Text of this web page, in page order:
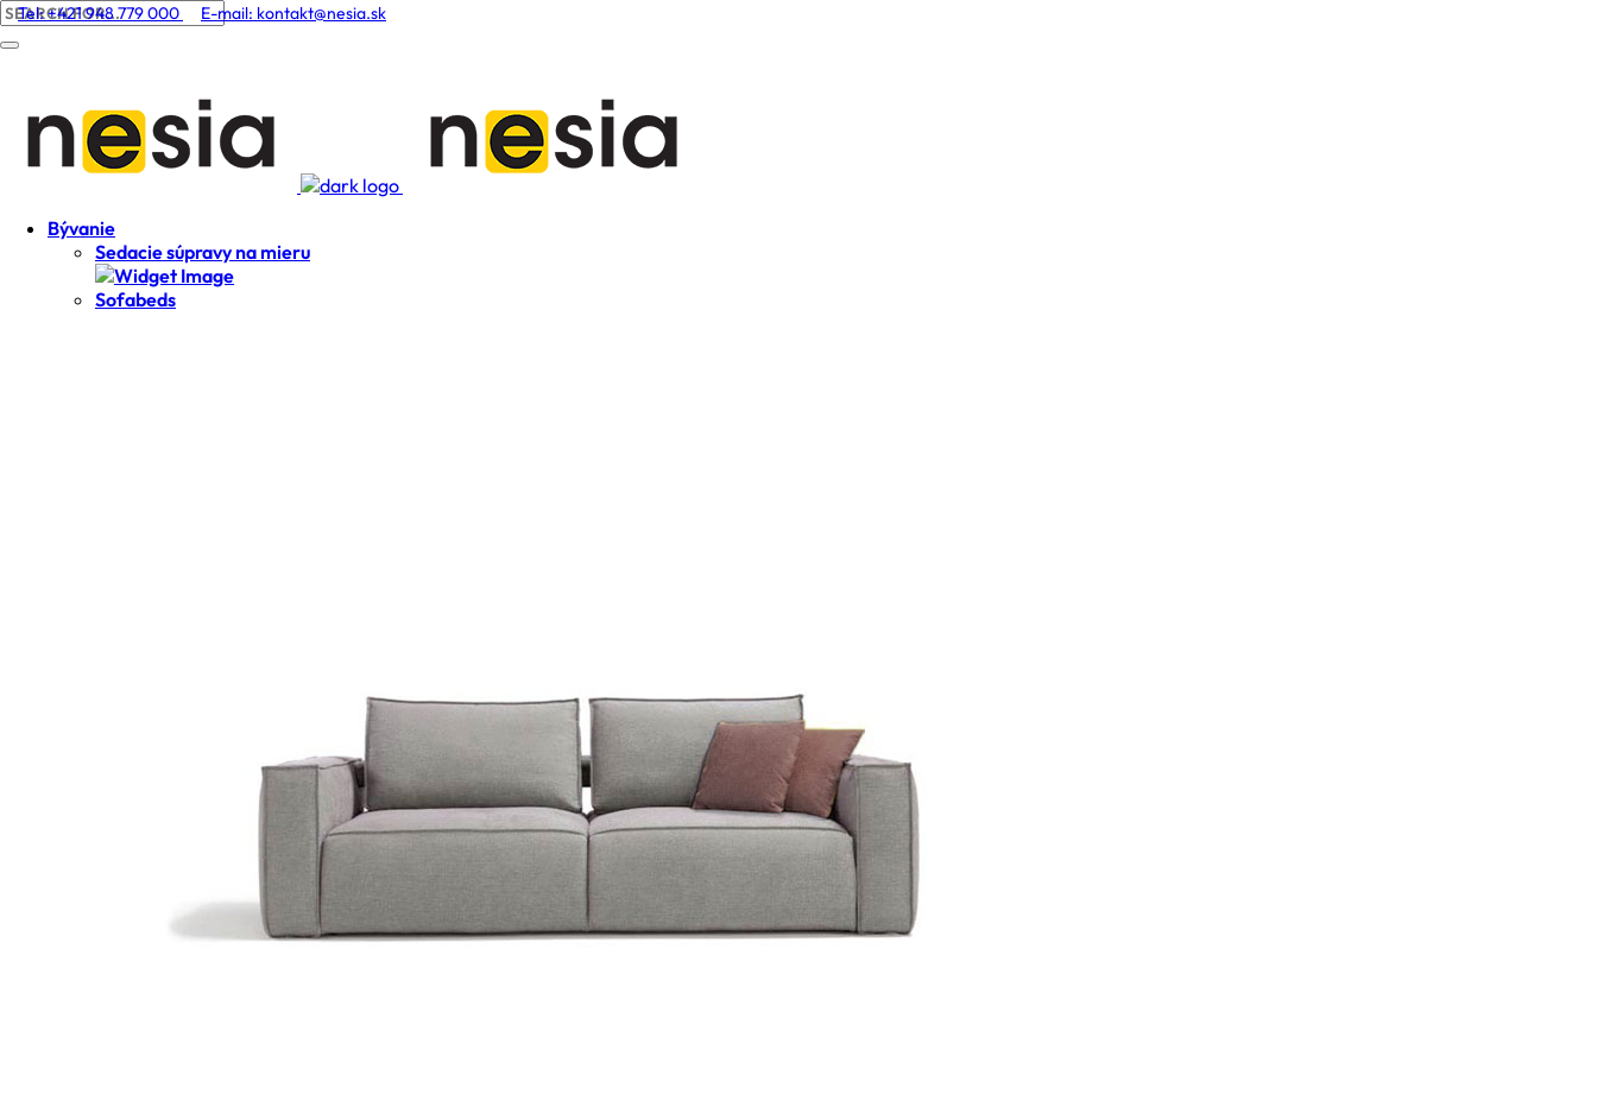
Tel: +421 948 779 000 E-mail: kontakt@nesia.sk
Bývanie
Sedacie súpravy na mieru
Sofabeds